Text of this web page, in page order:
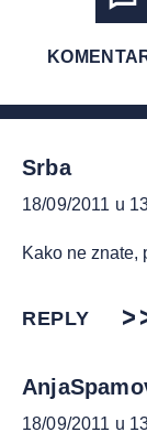
Srba
18/09/2011 u
Kako ne znate,
REPLY
18/09/2011 u